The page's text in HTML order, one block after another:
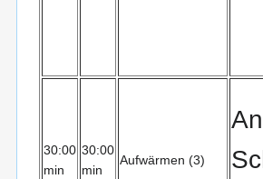
30:00
min
30:00
min
Aufwärmen (3)